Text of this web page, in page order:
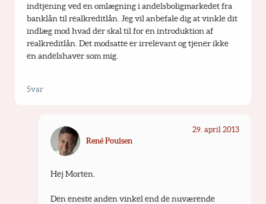
indtjening ved en omlægning i andelsboligmarkedet fra
banklån til realkreditlån. Jeg vil anbefale dig at vinkle dit
indlæg mod hvad der skal til for en introduktion af
realkreditlån. Det modsatte er irrelevant og tjener ikke
en andelshaver som mig.
Svar
René Poulsen
29. april 2013
Hej Morten.
Den eneste anden vinkel end de nuværende